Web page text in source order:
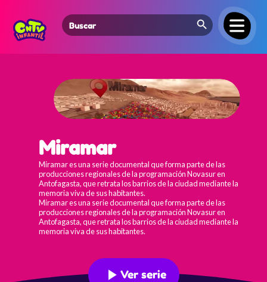
Search
for:
Search Button
Miramar
Miramar es una serie documental que forma parte de las
producciones regionales de la programación Novasur en
Antofagasta, que retrata los barrios de la ciudad mediante la
memoria viva de sus habitantes.
Miramar es una serie documental que forma parte de las
producciones regionales de la programación Novasur en
Antofagasta, que retrata los barrios de la ciudad mediante la
memoria viva de sus habitantes.
Ver serie